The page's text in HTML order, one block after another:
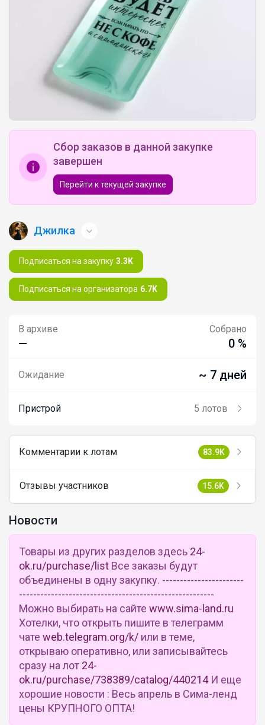
Сбор заказов в данной закупке
завершен
Перейти к текущей закупке
Джилка
Подписаться на закупку 3.3K
Подписаться на организатора 6.7K
В архиве
—
Собрано
0 %
Ожидание ~ 7 дней
Пристрой 5 лотов
Комментарии к лотам 83.9K
Отзывы участников 15.6K
Новости
Товары из других разделов здесь 24-
ok.ru/purchase/list Все заказы будут
объединены в одну закупку. -----------------------
-------------------------------------------------------
Можно выбирать на сайте www.sima-land.ru
Хотелки, что открыть пишите в телеграмм
чате web.telegram.org/k/ или в теме,
открываю оперативно, или записывайтесь
сразу на лот 24-
ok.ru/purchase/738389/catalog/440214И еще
хорошие новости : Весь апрель в Сима-ленд
цены КРУПНОГО ОПТА!